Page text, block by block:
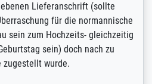
Randentfernung, Farbe, Helligkeit,
Kontrast und Weiteres. Sehr freundliche
Kontaktperson per Mail. Das Bild (ein
Kunstdruck) wurde sehr gut verpackt -
sehr starke Papprolle mit Plastikdeckeln